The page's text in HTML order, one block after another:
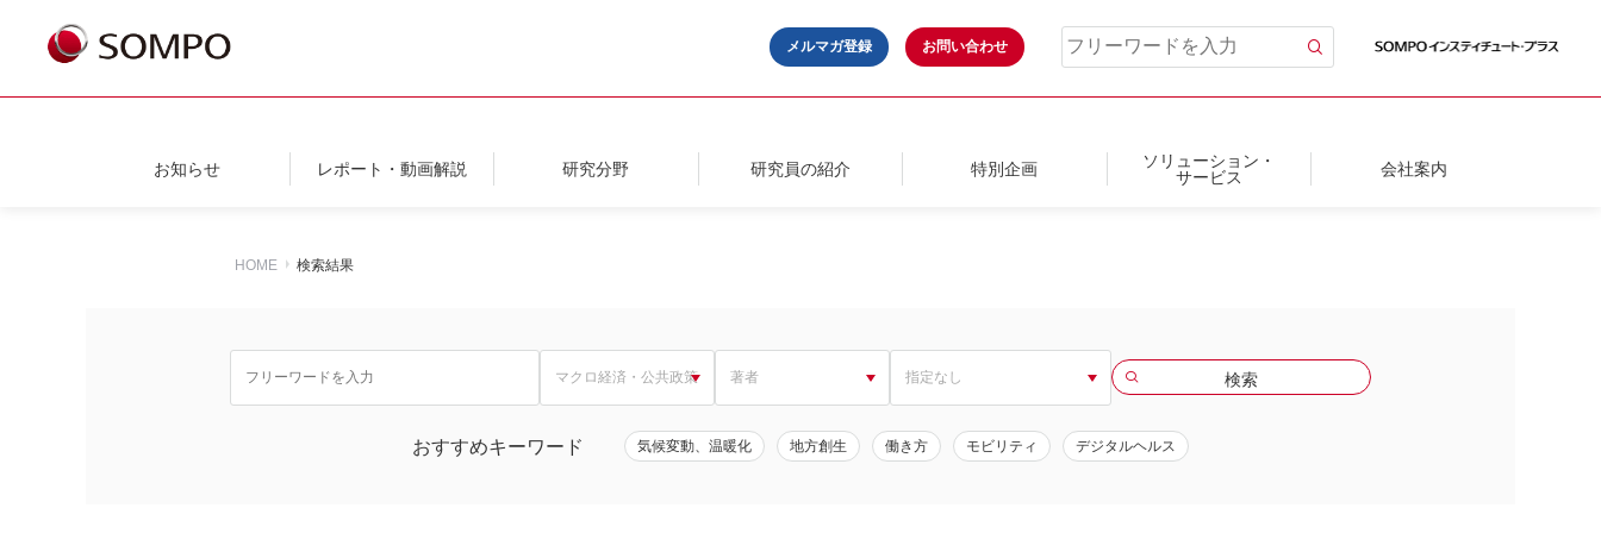
メルマガ登録 お問い合わせ
お知らせ レポート・動画解説 研究分野 研究員の紹介 特別企画
ソリューション・
サービス
会社案内
HOME 検索結果
おすすめキーワード 気候変動、温暖化 地方創生 働き方 モビリティ デジタルヘルス